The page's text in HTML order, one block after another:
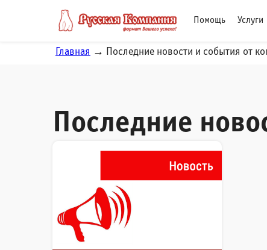
Помощь Услуги
Главная → Последние новости и события от
Последние